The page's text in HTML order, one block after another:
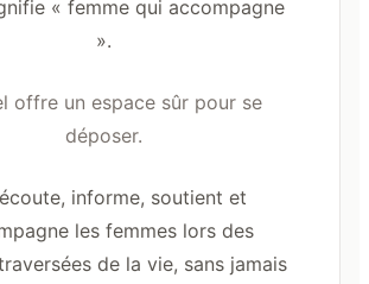
« femme qui accompagne
».
offre un espace sûr pour se
déposer.
informe, soutient et
les femmes lors des
de la vie, sans jamais